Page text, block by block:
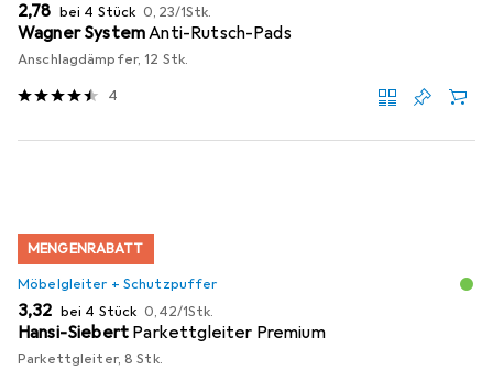
EUR
2,78 bei 4 Stück EUR
0,23/1Stk.
Wagner SystemAnti-Rutsch-Pads
Anschlagdämpfer, 12 Stk.
4
MENGENRABATT
Möbelgleiter + Schutzpuffer
EUR
3,32 bei 4 Stück EUR
0,42/1Stk.
Hansi-Siebert Parkettgleiter Premium
Parkettgleiter, 8 Stk.